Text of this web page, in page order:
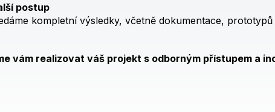
postup
kompletní výsledky, včetně dokumentace,
vám realizovat váš projekt s odborným přístupem a